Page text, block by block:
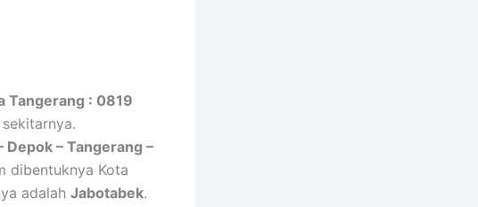
Tangerang : 0819
Depok – Tangerang –
dibentuknya Kota
adalah Jabotabek.